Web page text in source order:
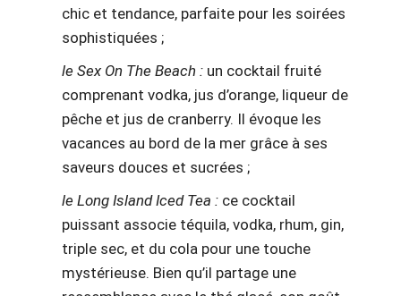
chic et tendance, parfaite pour les soirées
sophistiquées ;
le Sex On The Beach : un cocktail fruité
comprenant vodka, jus d’orange, liqueur de
pêche et jus de cranberry. Il évoque les
vacances au bord de la mer grâce à ses
saveurs douces et sucrées ;
le Long Island Iced Tea : ce cocktail
puissant associe téquila, vodka, rhum, gin,
triple sec, et du cola pour une touche
mystérieuse. Bien qu’il partage une